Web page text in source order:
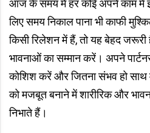
आज के समय में हर कोई अपने काम में
लिए समय निकाल पाना भी काफी
किसी रिलेशन में हैं, तो यह बेहद
भावनाओं का सम्मान करें। अपने
कोशिश करें और जितना संभव हो साथ
को मजबूत बनाने में शारीरिक और
निभाते हैं।